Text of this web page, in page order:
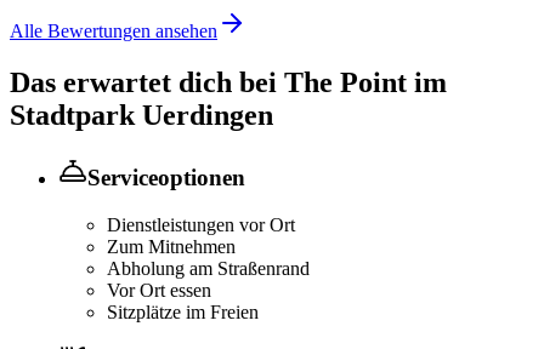
Alle Bewertungen ansehen
Das erwartet dich bei The Point im
Stadtpark Uerdingen
Serviceoptionen
Dienstleistungen vor Ort
Zum Mitnehmen
Abholung am Straßenrand
Vor Ort essen
Sitzplätze im Freien